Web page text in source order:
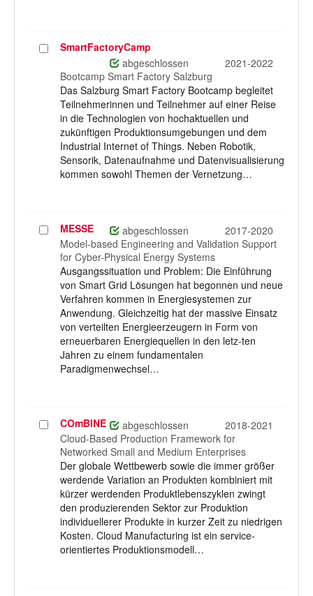
ProjektSmartFactoryCamp
abgeschlossen
2021-2022
Bootcamp Smart Factory Salzburg
Das Salzburg Smart Factory Bootcamp begleitet
Teilnehmerinnen und Teilnehmer auf einer Reise
in die Technologien von hochaktuellen und
zukünftigen Produktionsumgebungen und dem
Industrial Internet of Things. Neben Robotik,
Sensorik, Datenaufnahme und Datenvisualisierung
kommen sowohl Themen der Vernetzung…
Projekt
auswählen
MESSE abgeschlossen
2017-2020
Model-based Engineering and Validation Support
for Cyber-Physical Energy Systems
Ausgangssituation und Problem: Die Einführung
von Smart Grid Lösungen hat begonnen und neue
Verfahren kommen in Energiesystemen zur
Anwendung. Gleichzeitig hat der massive Einsatz
von verteilten Energieerzeugern in Form von
erneuerbaren Energiequellen in den letz-ten
Jahren zu einem fundamentalen
Paradigmenwechsel…
Projekt
auswählen
COmBINE abgeschlossen
2018-2021
Cloud-Based Production Framework for
Networked Small and Medium Enterprises
Der globale Wettbewerb sowie die immer größer
werdende Variation an Produkten kombiniert mit
kürzer werdenden Produktlebenszyklen zwingt
den produzierenden Sektor zur Produktion
individuellerer Produkte in kurzer Zeit zu niedrigen
Kosten. Cloud Manufacturing ist ein service-
orientiertes Produktionsmodell…